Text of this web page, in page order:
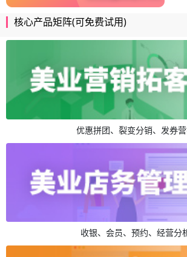
核心产品矩阵(可免费试用)
优惠拼团、裂变分销、发券
收银、会员、预约、经营分